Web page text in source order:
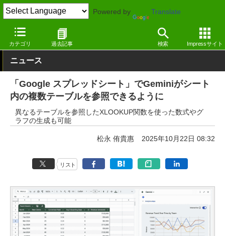
Powered by Translate
カテゴリ 過去記事 検索 Impressサイト
窓の杜 生成AI 文章生成
ニュース
「Google スプレッドシート」でGeminiがシート
内の複数テーブルを参照できるように
異なるテーブルを参照したXLOOKUP関数を使った数式やグ
ラフの生成も可能
松永 侑貴惠 2025年10月22日 08:32
リスト